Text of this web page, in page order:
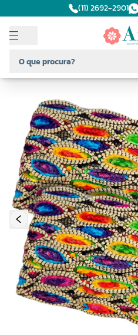
(11) 2692-2901